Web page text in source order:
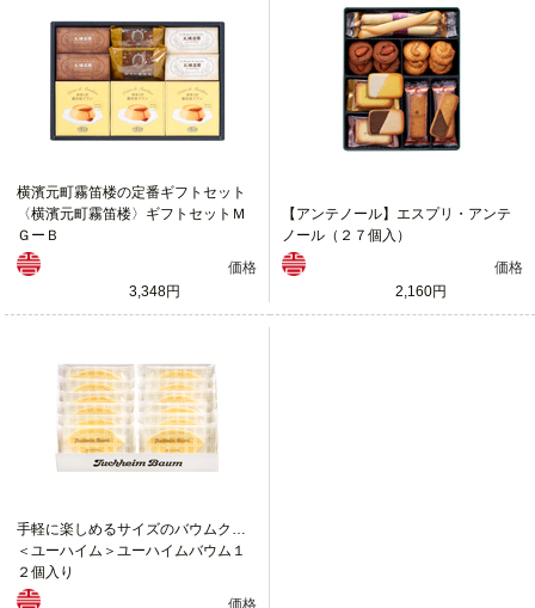
横濱元町霧笛楼の定番ギフトセット
〈横濱元町霧笛楼〉ギフトセットＭ
ＧーＢ
価格
3,348円
【アンテノール】エスプリ・アンテ
ノール（２７個入）
価格
2,160円
手軽に楽しめるサイズのバウムクーヘン
＜ユーハイム＞ユーハイムバウム１
２個入り